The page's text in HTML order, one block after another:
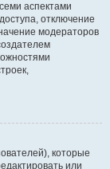
аспектами
отключение
модераторов
которые
или